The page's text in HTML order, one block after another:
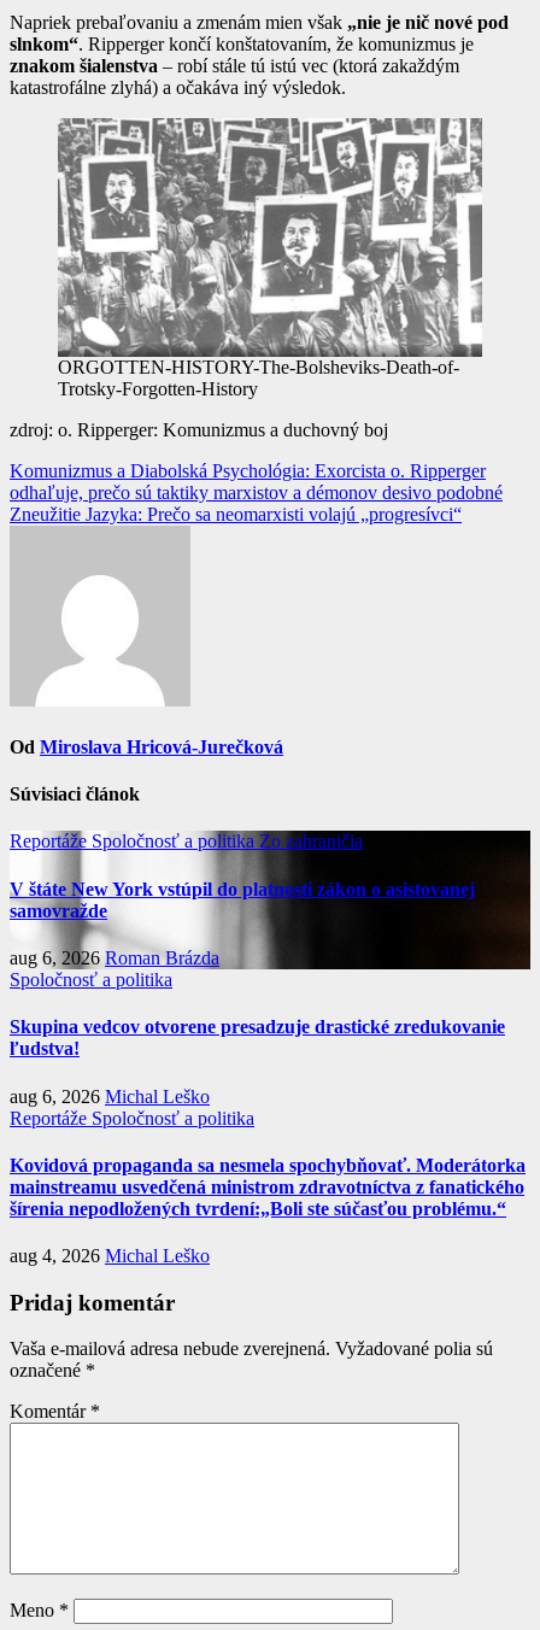
Napriek prebaľovaniu a zmenám mien však „nie je nič nové pod
slnkom“. Ripperger končí konštatovaním, že komunizmus je
znakom šialenstva – robí stále tú istú vec (ktorá zakaždým
katastrofálne zlyhá) a očakáva iný výsledok.
ORGOTTEN-HISTORY-The-Bolsheviks-Death-of-
Trotsky-Forgotten-History
zdroj: o. Ripperger: Komunizmus a duchovný boj
Navigácia
v
Komunizmus a Diabolská Psychológia: Exorcista o. Ripperger
odhaľuje, prečo sú taktiky marxistov a démonov desivo podobné
Zneužitie Jazyka: Prečo sa neomarxisti volajú „progresívci“
Od Miroslava Hricová-Jurečková
Súvisiaci článok
Reportáže Spoločnosť a politika Zo zahraničia
V štáte New York vstúpil do platnosti zákon o asistovanej
samovražde
aug 6, 2026 Roman Brázda
Spoločnosť a politika
Skupina vedcov otvorene presadzuje drastické zredukovanie
ľudstva!
aug 6, 2026 Michal Leško
Reportáže Spoločnosť a politika
Kovidová propaganda sa nesmela spochybňovať. Moderátorka
mainstreamu usvedčená ministrom zdravotníctva z fanatického
šírenia nepodložených tvrdení:„Boli ste súčasťou problému.“
aug 4, 2026 Michal Leško
Pridaj komentár
Vaša e-mailová adresa nebude zverejnená. Vyžadované polia sú
označené *
Komentár *
Meno *